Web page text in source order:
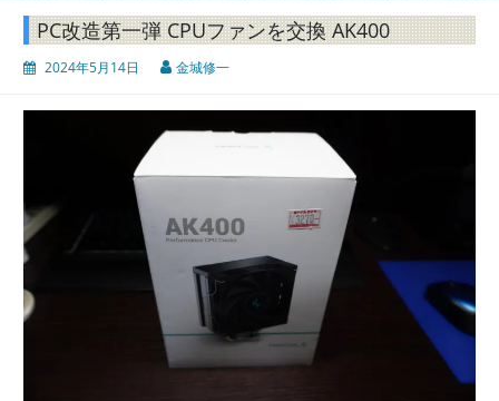
PC改造第一弾 CPUファンを交換 AK400
2024年5月14日 金城修一